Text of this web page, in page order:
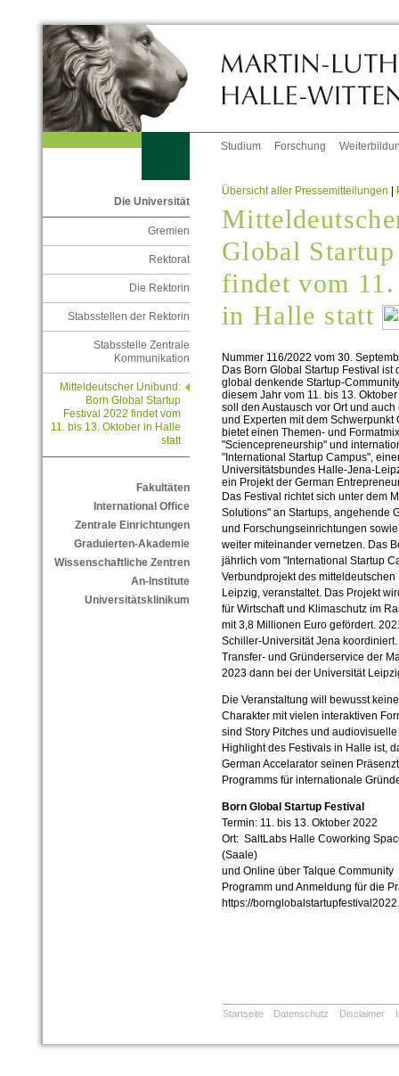
Studium Forschung
Die Universität
Gremien
Rektorat
Die Rektorin
Stabsstellen der Rektorin
Stabsstelle Zentrale
Kommunikation
Mitteldeutscher Unibund:
Born Global Startup
Festival 2022 findet vom
11. bis 13. Oktober in Halle
statt
Fakultäten
International Office
Zentrale Einrichtungen
Graduierten-Akademie
Wissenschaftliche Zentren
An-Institute
Universitätsklinikum
Übersicht aller Pressemitteilungen |
Global
findet vom
in Halle statt
Nummer 116/2022 vom 30.
Das Born Global Startup Festival
global denkende Startup-
diesem Jahr vom 11. bis 13.
soll den Austausch vor Ort und
und Experten mit dem
bietet einen Themen- und
"Sciencepreneurship" und
"International Startup Campus",
Universitätsbundes Halle-Jena-
ein Projekt der German
Das Festival richtet sich unter dem
Solutions" an Startups, angehende
und Forschungseinrichtungen
weiter miteinander vernetzen. Das
jährlich vom "International Startup
Verbundprojekt des
Leipzig, veranstaltet. Das Projekt
für Wirtschaft und Klimaschutz im
mit 3,8 Millionen Euro gefördert.
Schiller-Universität Jena
Transfer- und Gründerservice der
2023 dann bei der Universität
Die Veranstaltung will bewusst
Charakter mit vielen interaktiven
sind Story Pitches und
Highlight des Festivals in Halle ist,
German Accelarator seinen
Programms für internationale
Born Global Startup Festival
Termin: 11. bis 13. Oktober 2022
Ort: SaltLabs Halle Coworking
(Saale)
und Online über Talque Community
Programm und Anmeldung für die
https://
Startseite Datenschutz Disclaimer